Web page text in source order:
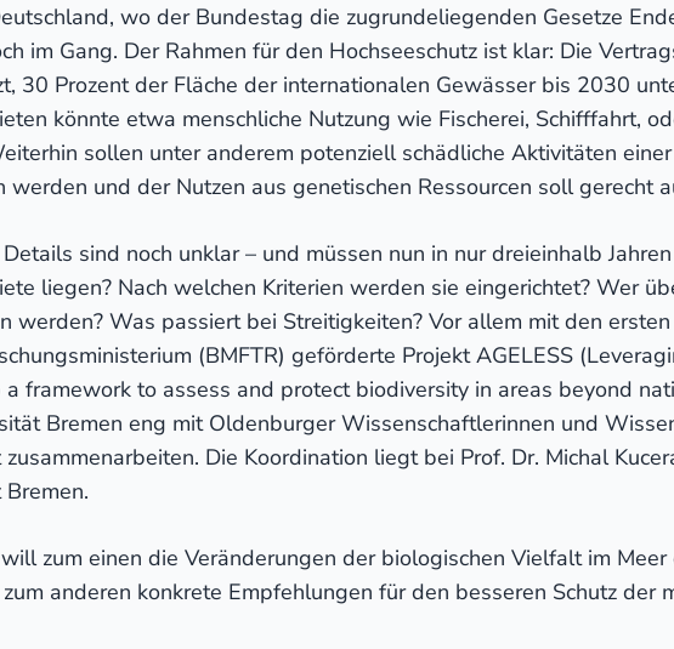
wo der Bundestag die zugrundeliegenden Gesetze
im Gang. Der Rahmen für den Hochseeschutz ist klar: Die
30 Prozent der Fläche der internationalen Gewässer bis 2030
könnte etwa menschliche Nutzung wie Fischerei, Schifffahrt,
sollen unter anderem potenziell schädliche Aktivitäten
werden und der Nutzen aus genetischen Ressourcen soll gerecht
sind noch unklar – und müssen nun in nur dreieinhalb
liegen? Nach welchen Kriterien werden sie eingerichtet? Wer
werden? Was passiert bei Streitigkeiten? Vor allem mit den
(BMFTR) geförderte Projekt AGELESS
framework to assess and protect biodiversity in areas beyond
Bremen eng mit Oldenburger Wissenschaftlerinnen und
Die Koordination liegt bei Prof. Dr. Michal
zum einen die Veränderungen der biologischen Vielfalt im
anderen konkrete Empfehlungen für den besseren Schutz der